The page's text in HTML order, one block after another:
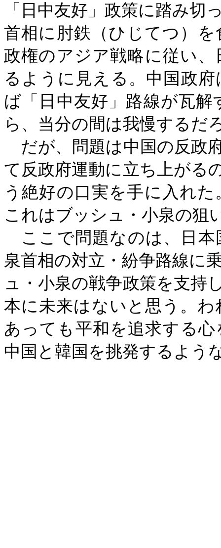
「日中友好」政策に踏み
首相に肘鉄（ひじてつ）
政権のアジア戦略に従い
るように見える。中国政
ば「日中友好」路線が瓦
ら、当分の間は我慢するだ
だが、問題は中国の反政
て反政府運動に立ち上がる
う絶好の口実を手に入れ
これはブッシュ・小泉の狙
ここで問題なのは、日本
泉首相の対立・紛争路線に
ュ・小泉の戦争政策を支持
本に未来はないと思う。
あっても平和を追求する
中国と韓国を挑発するよう